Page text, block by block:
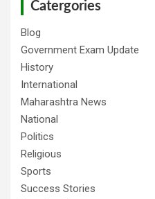
Catergories
Blog
Government Exam Update
History
International
Maharashtra News
National
Politics
Religious
Sports
Success Stories